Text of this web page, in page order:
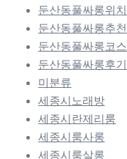
둔산동풀싸롱위치
둔산동풀싸롱추천
둔산동풀싸롱코스
둔산동풀싸롱후기
미분류
세종시노래방
세종시란제리룸
세종시룸사롱
세종시룸살롱